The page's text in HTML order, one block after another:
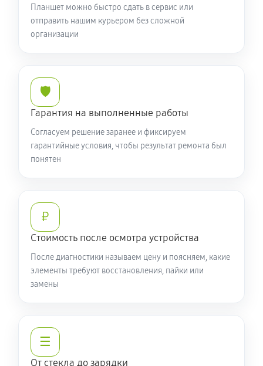
Планшет можно быстро сдать в сервис или
отправить нашим курьером без сложной
организации
🛡️
Гарантия на выполненные работы
Согласуем решение заранее и фиксируем
гарантийные условия, чтобы результат ремонта был
понятен
₽
Стоимость после осмотра устройства
После диагностики называем цену и поясняем, какие
элементы требуют восстановления, пайки или
замены
☰
От стекла до зарядки